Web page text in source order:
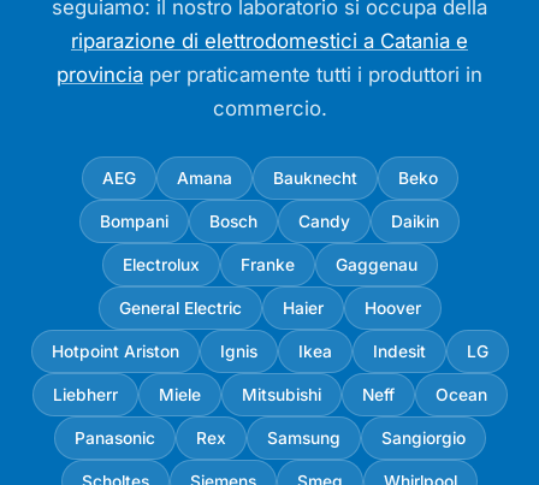
seguiamo: il nostro laboratorio si occupa della
riparazione di elettrodomestici a Catania e
provincia per praticamente tutti i produttori in
commercio.
AEG Amana Bauknecht Beko
Bompani Bosch Candy Daikin
Electrolux Franke Gaggenau
General Electric Haier Hoover
Hotpoint Ariston Ignis Ikea Indesit LG
Liebherr Miele Mitsubishi Neff Ocean
Panasonic Rex Samsung Sangiorgio
Scholtes Siemens Smeg Whirlpool